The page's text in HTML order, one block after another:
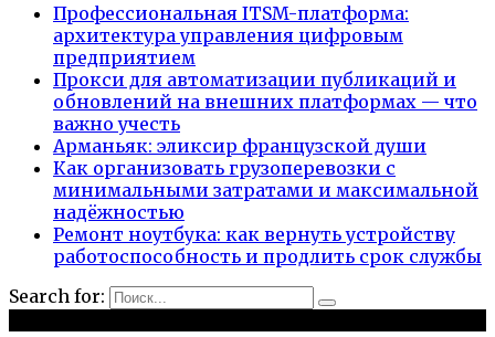
Профессиональная ITSM-платформа:
архитектура управления цифровым
предприятием
Прокси для автоматизации публикаций и
обновлений на внешних платформах — что
важно учесть
Арманьяк: эликсир французской души
Как организовать грузоперевозки с
минимальными затратами и максимальной
надёжностью
Ремонт ноутбука: как вернуть устройству
работоспособность и продлить срок службы
Search for: